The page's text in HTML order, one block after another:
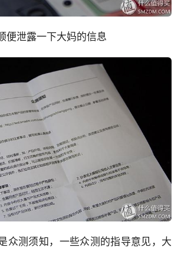
便泄露一下大妈的信息
众测须知，一些众测的指导意见，大